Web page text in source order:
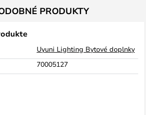
PRODUKTY
Uyuni Lighting Bytové doplnky
70005127